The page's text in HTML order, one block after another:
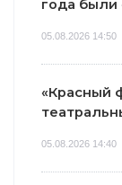
года были
05.08.2026 14:50
«Красный
05.08.2026 14:40